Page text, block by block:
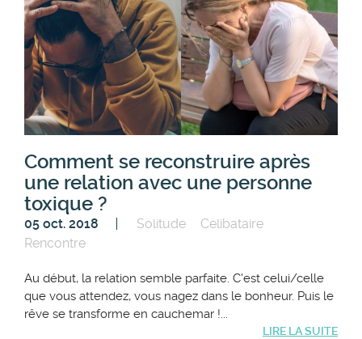
Comment se reconstruire après
une relation avec une personne
toxique ?
05 oct. 2018 Solitude
Celibataire
Rencontre
Au début, la relation semble parfaite. C'est celui/celle
que vous attendez, vous nagez dans le bonheur. Puis le
rêve se transforme en cauchemar !...
LIRE LA SUITE